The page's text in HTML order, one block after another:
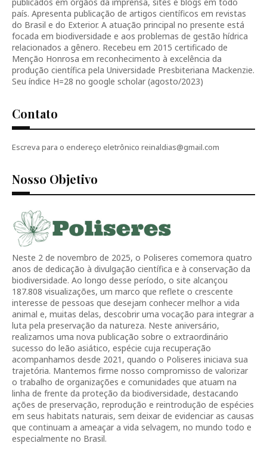
país. Apresenta publicação de artigos científicos em revistas
do Brasil e do Exterior. A atuação principal no presente está
focada em biodiversidade e aos problemas de gestão hídrica
relacionados a gênero. Recebeu em 2015 certificado de
Menção Honrosa em reconhecimento à excelência da
produção científica pela Universidade Presbiteriana Mackenzie.
Seu índice H=28 no google scholar (agosto/2023)
Contato
Escreva para o endereço eletrônico reinaldias@gmail.com
Nosso Objetivo
Neste 2 de novembro de 2025, o Poliseres comemora quatro
anos de dedicação à divulgação científica e à conservação da
biodiversidade. Ao longo desse período, o site alcançou
187.808 visualizações, um marco que reflete o crescente
interesse de pessoas que desejam conhecer melhor a vida
animal e, muitas delas, descobrir uma vocação para integrar a
luta pela preservação da natureza. Neste aniversário,
realizamos uma nova publicação sobre o extraordinário
sucesso do leão asiático, espécie cuja recuperação
acompanhamos desde 2021, quando o Poliseres iniciava sua
trajetória. Mantemos firme nosso compromisso de valorizar
o trabalho de organizações e comunidades que atuam na
linha de frente da proteção da biodiversidade, destacando
ações de preservação, reprodução e reintrodução de espécies
em seus habitats naturais, sem deixar de evidenciar as causas
que continuam a ameaçar a vida selvagem, no mundo todo e
especialmente no Brasil.